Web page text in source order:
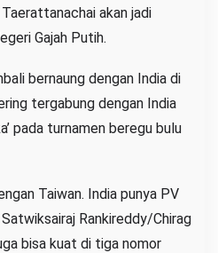
akan jadi
Gajah Putih.
bernaung dengan India di
tergabung dengan India
pada turnamen beregu bulu
Taiwan. India punya PV
Rankireddy/Chirag
bisa kuat di tiga nomor